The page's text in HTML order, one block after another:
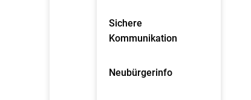
Sichere
Kommunikation
Neubürgerinfo